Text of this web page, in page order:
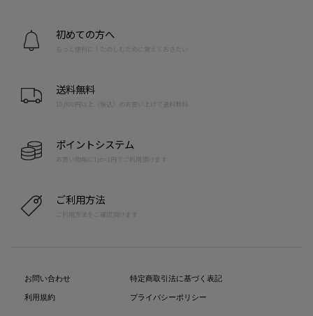
初めての方へ
もっと便利に！たのしむために覚えておきたい
送料無料
10,000円以上（税込）のお買い上げで送料無料
ポイントシステム
お買い物毎に1pt=1円でご利用頂けます
ご利用方法
ご利用方法をご確認頂けます
お問い合わせ
利用規約
特定商取引法に基づく表記
プライバシーポリシー